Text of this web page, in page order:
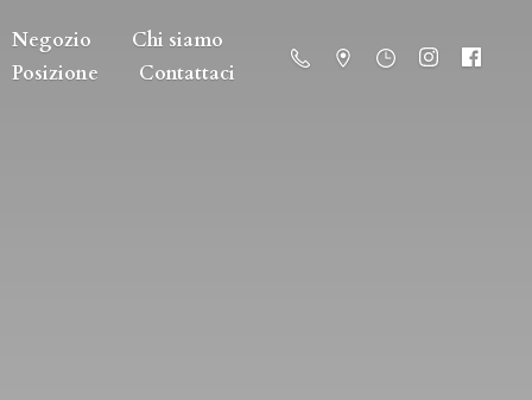
Negozio
Chi siamo
Posizione
Contattaci